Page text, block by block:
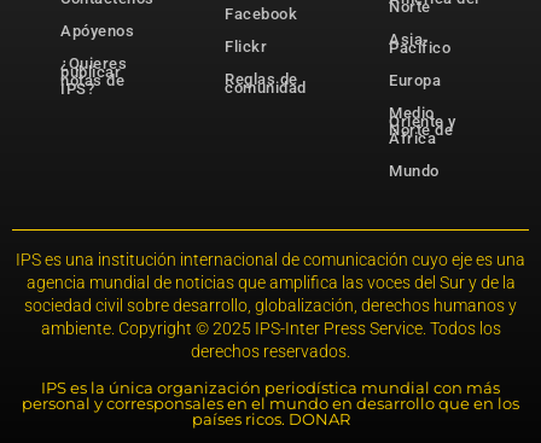
Apóyenos
¿Quieres
publicar
notas de
IPS?
Facebook
Flickr
Reglas de
comunidad
Norte
Asia-
Pacífico
Europa
Medio
Oriente y
Norte de
África
Mundo
IPS es una institución internacional de comunicación cuyo eje es una
agencia mundial de noticias que amplifica las voces del Sur y de la
sociedad civil sobre desarrollo, globalización, derechos humanos y
ambiente. Copyright © 2025 IPS-Inter Press Service. Todos los
derechos reservados.
IPS es la única organización periodística mundial con más
personal y corresponsales en el mundo en desarrollo que en los
países ricos. DONAR